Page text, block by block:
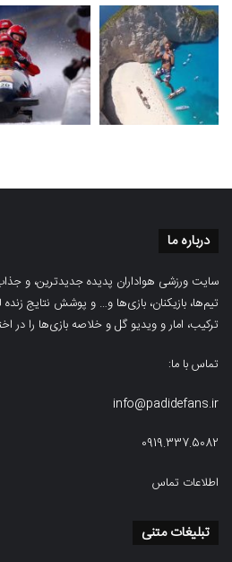
درباره ما
سایت ورزشی هواداران پدیده جدیدترین، و
تیم‌ها، بازیکنان، بازی‌ها و… و پوشش نتایج
ترکیب، امار و ویدیو‌‌ گل‌ و خلاصه بازی‌ها را در
تماس با ما:
info@padidefans.ir
0919.337.5082
اطلاعات تماس
تبلیغات متنی